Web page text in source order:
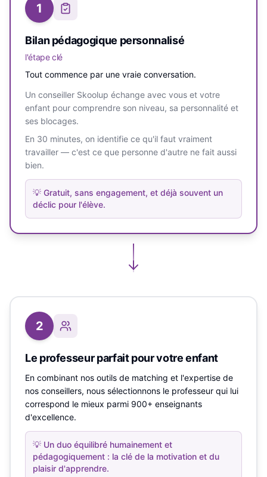
1
Bilan pédagogique personnalisé
l'étape clé
Tout commence par une vraie conversation.
Un conseiller Skoolup échange avec vous et votre
enfant pour comprendre son niveau, sa personnalité et
ses blocages.
En 30 minutes, on identifie ce qu'il faut vraiment
travailler — c'est ce que personne d'autre ne fait aussi
bien.
💡 Gratuit, sans engagement, et déjà souvent un
déclic pour l'élève.
2
Le professeur parfait pour votre enfant
En combinant nos outils de matching et l'expertise de
nos conseillers, nous sélectionnons le professeur qui lui
correspond le mieux parmi 900+ enseignants
d'excellence.
💡 Un duo équilibré humainement et
pédagogiquement : la clé de la motivation et du
plaisir d'apprendre.